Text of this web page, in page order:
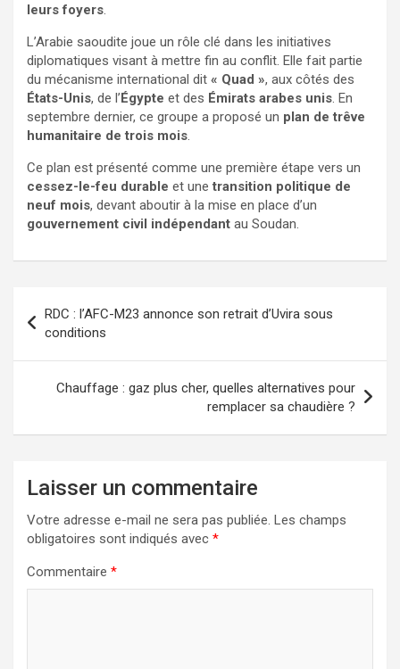
leurs foyers.
L’Arabie saoudite joue un rôle clé dans les initiatives
diplomatiques visant à mettre fin au conflit. Elle fait partie
du mécanisme international dit « Quad », aux côtés des
États-Unis, de l’Égypte et des Émirats arabes unis. En
septembre dernier, ce groupe a proposé un plan de trêve
humanitaire de trois mois.
Ce plan est présenté comme une première étape vers un
cessez-le-feu durable et unetransition politique de
neuf mois, devant aboutir à la mise en place d’un
gouvernement civil indépendant au Soudan.
RDC : l’AFC-M23 annonce son retrait d’Uvira sous
conditions
Chauffage : gaz plus cher, quelles alternatives pour
remplacer sa chaudière ?
Laisser un commentaire
Votre adresse e-mail ne sera pas publiée. Les champs
obligatoires sont indiqués avec *
Commentaire *